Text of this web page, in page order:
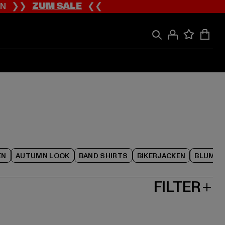
❯❯ZUM SALE❮❮
AUTUMN LOOK BAND SHIRTS BIKERJACKEN
FILTER